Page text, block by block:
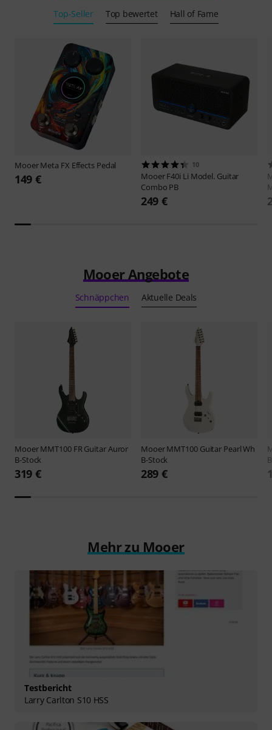
Top-Seller Top bewertet Hall of Fame
MooerMeta FX Effects Pedal
149 €
10
MooerF40i Li Model. Guitar
Combo PB
249 €
Mooer Angebote
Schnäppchen Aktuelle Deals
MooerMMT100 FR Guitar Auror
B-Stock
319 €
MooerMMT100 Guitar Pearl Wh
B-Stock
289 €
Mehr zu Mooer
Testbericht
Larry Carlton S10 HSS